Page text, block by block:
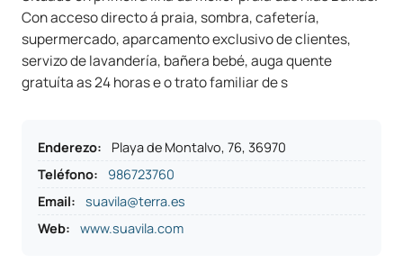
Con acceso directo á praia, sombra, cafetería,
supermercado, aparcamento exclusivo de clientes,
servizo de lavandería, bañera bebé, auga quente
gratuíta as 24 horas e o trato familiar de s
Enderezo:
Playa de Montalvo, 76, 36970
Teléfono:
986723760
Email:
suavila@terra.es
Web:
www.suavila.com